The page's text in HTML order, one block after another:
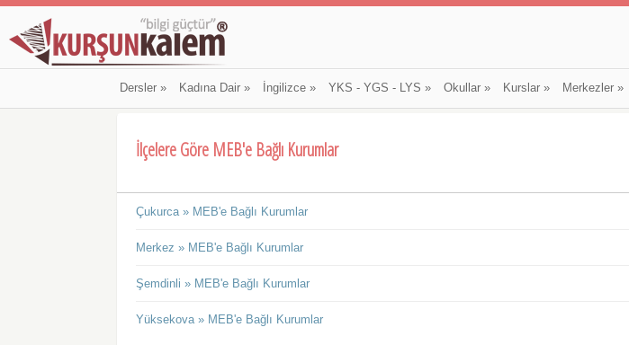
Dersler» Kadına Dair» İngilizce» YKS - YGS - LYS » Okullar» Kurslar» Merkezler»
İlçelere Göre MEB'e Bağlı Kurumlar
Çukurca » MEB'e Bağlı Kurumlar
Merkez » MEB'e Bağlı Kurumlar
Şemdinli » MEB'e Bağlı Kurumlar
Yüksekova » MEB'e Bağlı Kurumlar